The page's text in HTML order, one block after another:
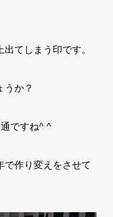
てしまう印です。
うか？
ですね^ ^
で作り変えをさせて